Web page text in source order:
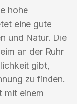
hohe
eine gute
und Natur. Die
an der Ruhr
gibt,
zu finden.
mit einem